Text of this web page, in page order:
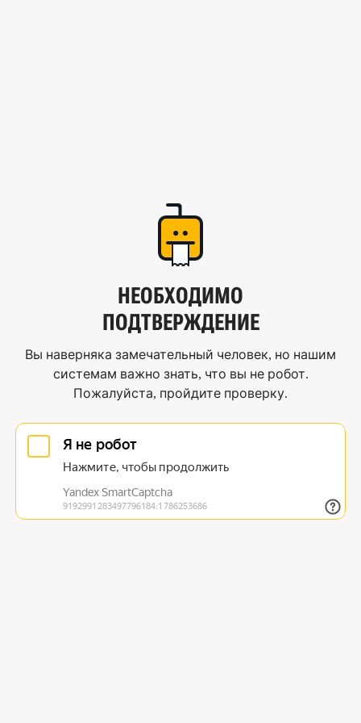
НЕОБХОДИМО
ПОДТВЕРЖДЕНИЕ
Вы наверняка замечательный человек, но нашим
системам важно знать, что вы не робот.
Пожалуйста, пройдите проверку.